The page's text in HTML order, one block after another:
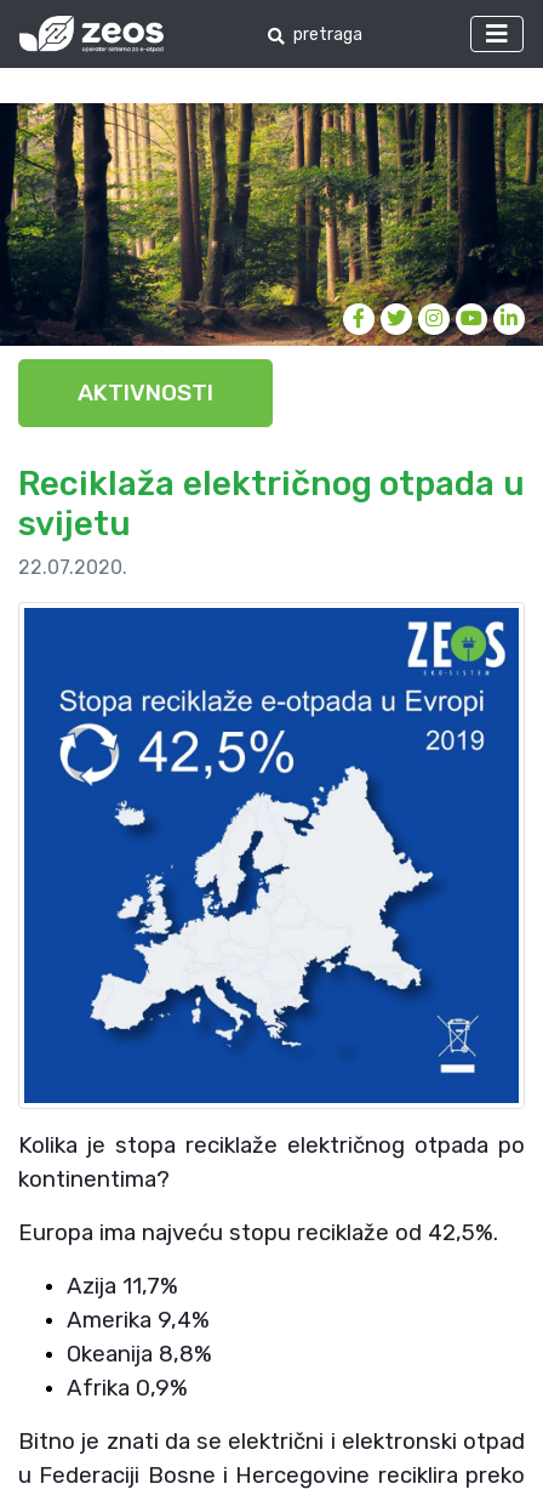
AKTIVNOSTI
Reciklaža električnog otpada u
svijetu
22.07.2020.
Kolika je stopa reciklaže električnog otpada po
kontinentima?
Europa ima najveću stopu reciklaže od 42,5%.
Azija 11,7%
Amerika 9,4%
Okeanija 8,8%
Afrika 0,9%
Bitno je znati da se električni i elektronski otpad
u Federaciji Bosne i Hercegovine reciklira preko